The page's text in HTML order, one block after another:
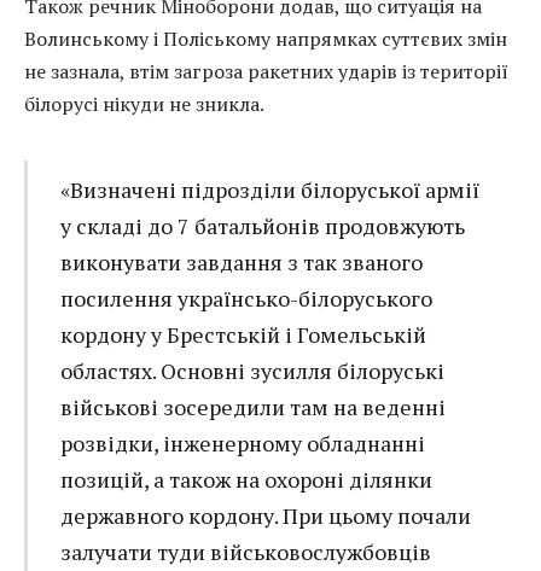
Також речник Міноборони додав, що ситуація на
Волинському і Поліському напрямках суттєвих змін
не зазнала, втім загроза ракетних ударів із території
білорусі нікуди не зникла.
«Визначені підрозділи білоруської армії
у складі до 7 батальйонів продовжують
виконувати завдання з так званого
посилення українсько-білоруського
кордону у Брестській і Гомельській
областях. Основні зусилля білоруські
військові зосередили там на веденні
розвідки, інженерному обладнанні
позицій, а також на охороні ділянки
державного кордону. При цьому почали
залучати туди військовослужбовців